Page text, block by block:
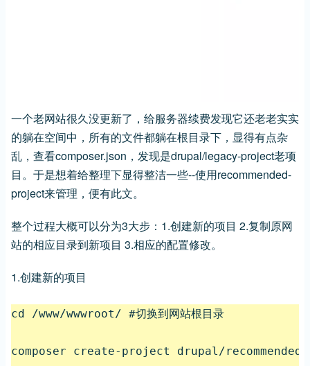
一个老网站很久没更新了，给服务器续费发现它还老老实实
的躺在空间中，所有的文件都躺在根目录下，显得有点杂
乱，查看composer.json，发现是drupal/legacy-project老项
目。于是想着给整理下显得整洁一些--使用recommended-
project来管理，便有此文。
整个过程大概可以分为3大步：1.创建新的项目 2.复制原网
站的相应目录到新项目 3.相应的配置修改。
1.创建新的项目
cd /www/wwwroot/ #切换到网站根目录
composer create-project drupal/